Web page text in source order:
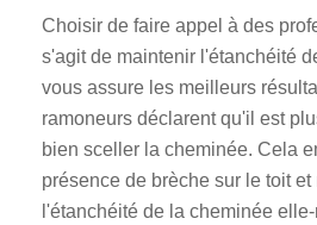
Choisir de faire appel à des
s'agit de maintenir l'étanchéité
vous assure les meilleurs
ramoneurs déclarent qu'il est
bien sceller la cheminée. Cela
présence de brèche sur le toit et
l'étanchéité de la cheminée